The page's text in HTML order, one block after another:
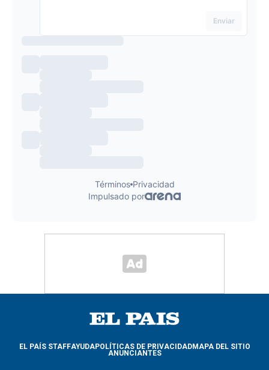
EL PAÍS STAFFAYUDAPOLÍTICAS DE PRIVACIDADMAPA DEL SITIO
ANUNCIANTES